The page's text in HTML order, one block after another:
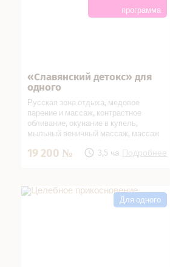
«Славянский детокс» для
одного
Русская зона отдыха, медовое
парение и массаж, контрастное
обливание, окунание в купель,
мыльный веничный массаж, массаж
травяной Алтайский чай с медом и
19 200 3,5 часаПодробнее
программа
Записаться В подарок!
Целебное прикосновение… в СПА
салоне
Для одного